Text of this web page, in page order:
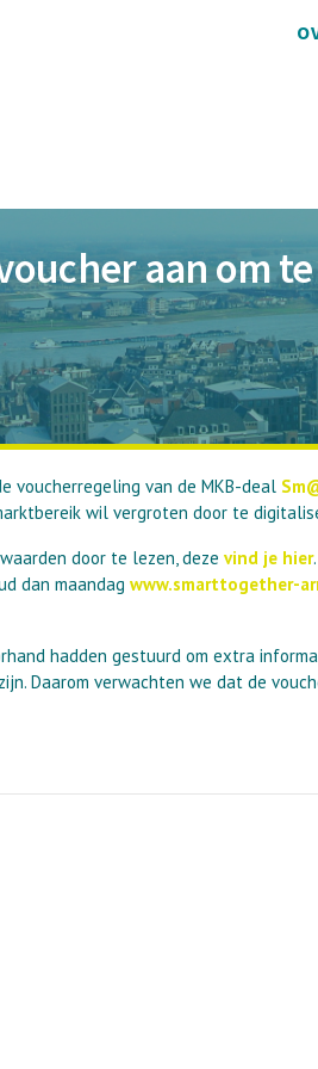
aan om
voucherregeling van de MKB-deal
wil vergroten door te
door te lezen, deze vind je hier
dan maandag www.smarttogether-
hadden gestuurd om extra
Daarom verwachten we dat de